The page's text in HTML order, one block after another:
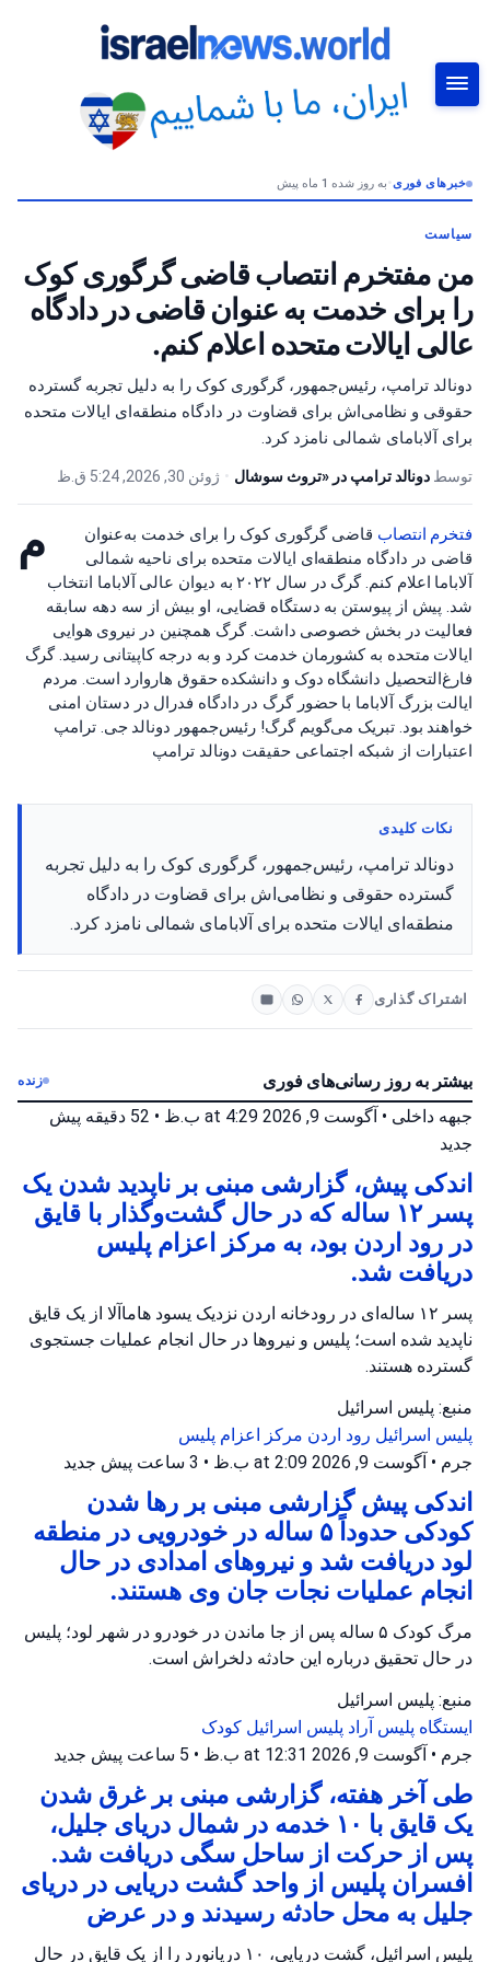
خبرهای فوری•به روز شده 1 ماه پیش
سیاست
من مفتخرم انتصاب قاضی گرگوری کوک
را برای خدمت به عنوان قاضی در دادگاه
عالی ایالات متحده اعلام کنم.
دونالد ترامپ، رئیس‌جمهور، گرگوری کوک را به دلیل تجربه گسترده
حقوقی و نظامی‌اش برای قضاوت در دادگاه منطقه‌ای ایالات متحده
برای آلابامای شمالی نامزد کرد.
توسط دونالد ترامپ در «تروث سوشال • ژوئن 30, 2026, 5:24 ق.ظ
م فتخرم انتصاب قاضی گرگوری کوک را برای خدمت به‌عنوان
قاضی در دادگاه منطقه‌ای ایالات متحده برای ناحیه شمالی
آلاباما اعلام کنم. گرگ در سال ۲۰۲۲ به دیوان عالی آلاباما انتخاب
شد. پیش از پیوستن به دستگاه قضایی، او بیش از سه دهه سابقه
فعالیت در بخش خصوصی داشت. گرگ همچنین در نیروی هوایی
ایالات متحده به کشورمان خدمت کرد و به درجه کاپیتانی رسید. گرگ
فارغ‌التحصیل دانشگاه دوک و دانشکده حقوق هاروارد است. مردم
ایالت بزرگ آلاباما با حضور گرگ در دادگاه فدرال در دستان امنی
خواهند بود. تبریک می‌گویم گرگ! رئیس‌جمهور دونالد جی. ترامپ
اعتبارات از شبکه اجتماعی حقیقت دونالد ترامپ
نکات کلیدی
دونالد ترامپ، رئیس‌جمهور، گرگوری کوک را به دلیل تجربه
گسترده حقوقی و نظامی‌اش برای قضاوت در دادگاه
منطقه‌ای ایالات متحده برای آلابامای شمالی نامزد کرد.
اشتراک گذاری
بیشتر به روز رسانی‌های فوری زنده
جبهه داخلی • آگوست 9, 2026 at 4:29 ب.ظ • 52 دقیقه پیش
جدید
اندکی پیش، گزارشی مبنی بر ناپدید شدن یک
پسر ۱۲ ساله که در حال گشت‌وگذار با قایق
در رود اردن بود، به مرکز اعزام پلیس
دریافت شد.
پسر ۱۲ ساله‌ای در رودخانه اردن نزدیک یسود هاماآلا از یک قایق
ناپدید شده است؛ پلیس و نیروها در حال انجام عملیات جستجوی
گسترده هستند.
منبع: پلیس اسرائیل
پلیس اسرائیل رود اردن مرکز اعزام پلیس
جرم • آگوست 9, 2026 at 2:09 ب.ظ • 3 ساعت پیش جدید
اندکی پیش گزارشی مبنی بر رها شدن
کودکی حدوداً ۵ ساله در خودرویی در منطقه
لود دریافت شد و نیروهای امدادی در حال
انجام عملیات نجات جان وی هستند.
مرگ کودک ۵ ساله پس از جا ماندن در خودرو در شهر لود؛ پلیس
در حال تحقیق درباره این حادثه دلخراش است.
منبع: پلیس اسرائیل
ایستگاه پلیس آراد پلیس اسرائیل کودک
جرم • آگوست 9, 2026 at 12:31 ب.ظ • 5 ساعت پیش جدید
طی آخر هفته، گزارشی مبنی بر غرق شدن
یک قایق با ۱۰ خدمه در شمال دریای جلیل،
پس از حرکت از ساحل سگی دریافت شد.
افسران پلیس از واحد گشت دریایی در دریای
جلیل به محل حادثه رسیدند و در عرض
پلیس اسرائیل، گشت دریایی، ۱۰ دریانورد را از یک قایق در حال